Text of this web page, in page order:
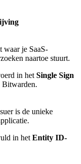
waar je SaaS-
naartoe stuurt.
in het Single Sign
Bitwarden.
is de unieke
in het Entity ID-